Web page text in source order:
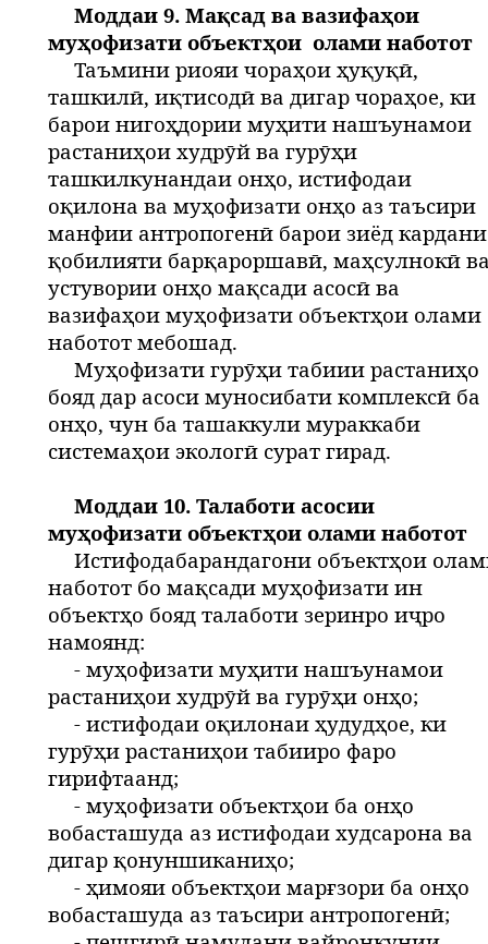
Моддаи 9. Мақсад ва вазифаҳои
муҳофизати объектҳои олами наботот
Таъмини риояи чораҳои ҳуқуқӣ,
ташкилӣ, иқтисодӣ ва дигар чораҳое, ки
барои нигоҳдории муҳити нашъунамои
растаниҳои худрӯй ва гурӯҳи
ташкилкунандаи онҳо, истифодаи
оқилона ва муҳофизати онҳо аз таъсири
манфии антропогенӣ барои зиёд кардани
қобилияти барқароршавӣ, маҳсулнокӣ
устувории онҳо мақсади асосӣ ва
вазифаҳои муҳофизати объектҳои олами
наботот мебошад.
Муҳофизати гурӯҳи табиии растаниҳо
бояд дар асоси муносибати комплексӣ ба
онҳо, чун ба ташаккули мураккаби
системаҳои экологӣ сурат гирад.
Моддаи 10. Талаботи асосии
муҳофизати объектҳои олами наботот
Истифодабарандагони объектҳои
наботот бо мақсади муҳофизати ин
объектҳо бояд талаботи зеринро иҷро
намоянд:
- муҳофизати муҳити нашъунамои
растаниҳои худрӯй ва гурӯҳи онҳо;
- истифодаи оқилонаи ҳудудҳое, ки
гурӯҳи растаниҳои табииро фаро
гирифтаанд;
- муҳофизати объектҳои ба онҳо
вобасташуда аз истифодаи худсарона ва
дигар қонуншиканиҳо;
- ҳимояи объектҳои марғзори ба онҳо
вобасташуда аз таъсири антропогенӣ;